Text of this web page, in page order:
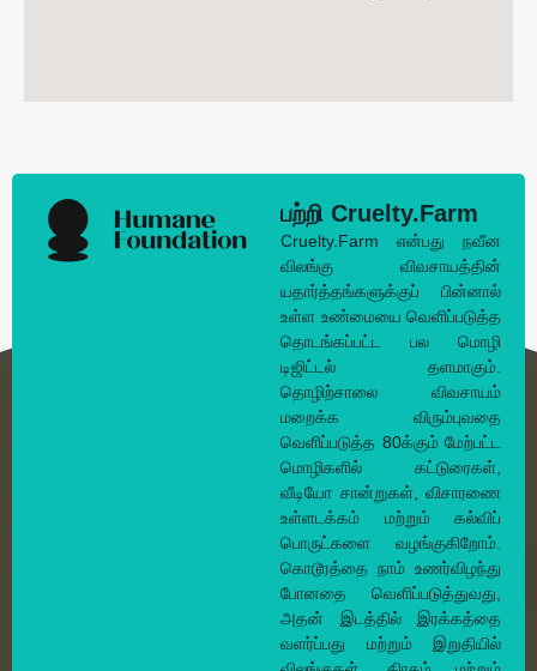
பற்றி Cruelty.Farm
Cruelty.Farm என்பது நவீன
விலங்கு விவசாயத்தின்
யதார்த்தங்களுக்குப் பின்னால்
உள்ள உண்மையை வெளிப்படுத்த
தொடங்கப்பட்ட பல மொழி
டிஜிட்டல் தளமாகும்.
தொழிற்சாலை விவசாயம்
மறைக்க விரும்புவதை
வெளிப்படுத்த 80க்கும் மேற்பட்ட
மொழிகளில் கட்டுரைகள்,
வீடியோ சான்றுகள், விசாரணை
உள்ளடக்கம் மற்றும் கல்விப்
பொருட்களை வழங்குகிறோம்.
கொடூரத்தை நாம் உணர்விழந்து
போனதை வெளிப்படுத்துவது,
அதன் இடத்தில் இரக்கத்தை
வளர்ப்பது மற்றும் இறுதியில்